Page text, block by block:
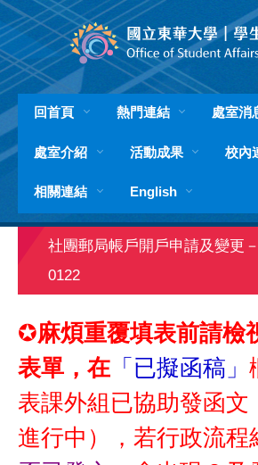
跳
到
主
要
內
容
區
回首頁 熱門連結 處室消
處室介紹 活動成果 校內
相關連結 English
社團郵局帳戶開戶申請及變更
0122
✪麻煩重覆填表前請檢
表單，在 「 已擬函稿」
表課外組已協助發函文
進行中），若行政流程